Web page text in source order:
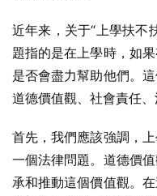
近年来，关于“上學扶不
題指的是在上學時，如
是否會盡力幫助他們。
道德價值觀、社會責任、
首先，我們應該強調，
一個法律問題。道德價
承和推動這個價值觀。